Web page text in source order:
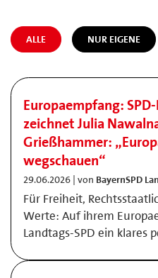
ALLE NUR EIGENE
Europaempfang:
zeichnet Julia
Grießhammer:
wegschauen“
29.06.2026 | von BayernSPD
Für Freiheit,
Werte: Auf ihrem
Landtags-SPD ein klares